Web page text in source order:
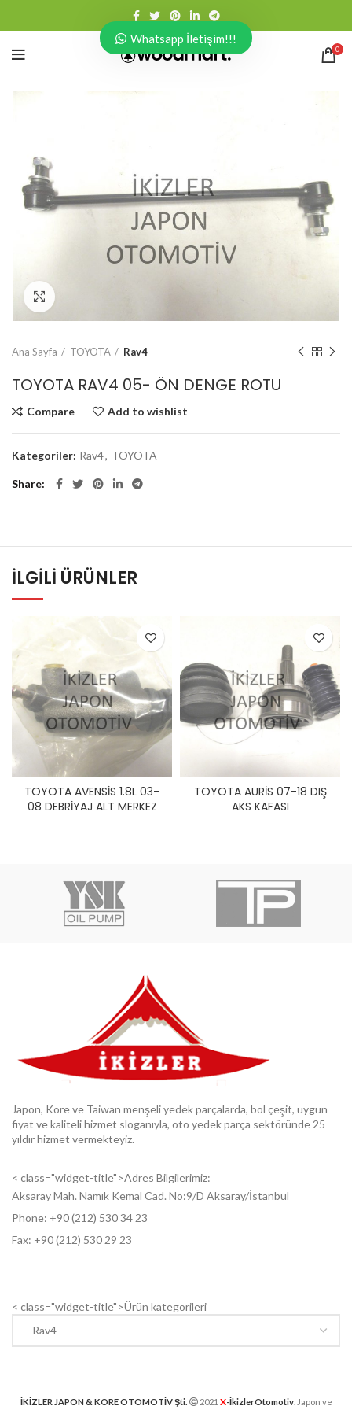
0
Ana Sayfa TOYOTA Rav4
TOYOTA RAV4 05- ÖN DENGE ROTU
Compare Add to wishlist
Kategoriler: Rav4, TOYOTA
Share
İLGILI ÜRÜNLER
TOYOTA AVENSİS 1.8L 03-
08 DEBRİYAJ ALT MERKEZ
TOYOTA AURİS 07-18 DIŞ
AKS KAFASI
Japon, Kore ve Taiwan menşeli yedek parçalarda, bol çeşit, uygun
fiyat ve kaliteli hizmet sloganıyla, oto yedek parça sektöründe 25
yıldır hizmet vermekteyiz.
< class="widget-title">Adres Bilgilerimiz:
Aksaray Mah. Namık Kemal Cad. No:9/D Aksaray/İstanbul
Phone: +90 (212) 530 34 23
Fax: +90 (212) 530 29 23
< class="widget-title">Ürün kategorileri
İKİZLER JAPON & KORE OTOMOTİV Şti. 2021 X-İkizlerOtomotiv. Japon ve
Whatsapp İletişim!!!